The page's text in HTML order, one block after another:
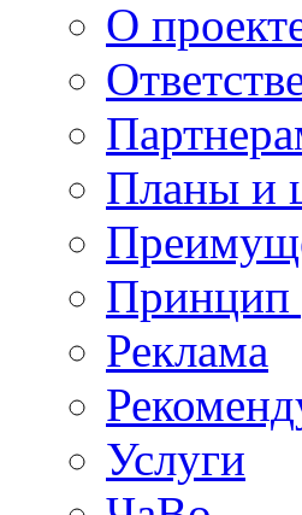
О
Планы и
Принцип
Реклама
Услуги